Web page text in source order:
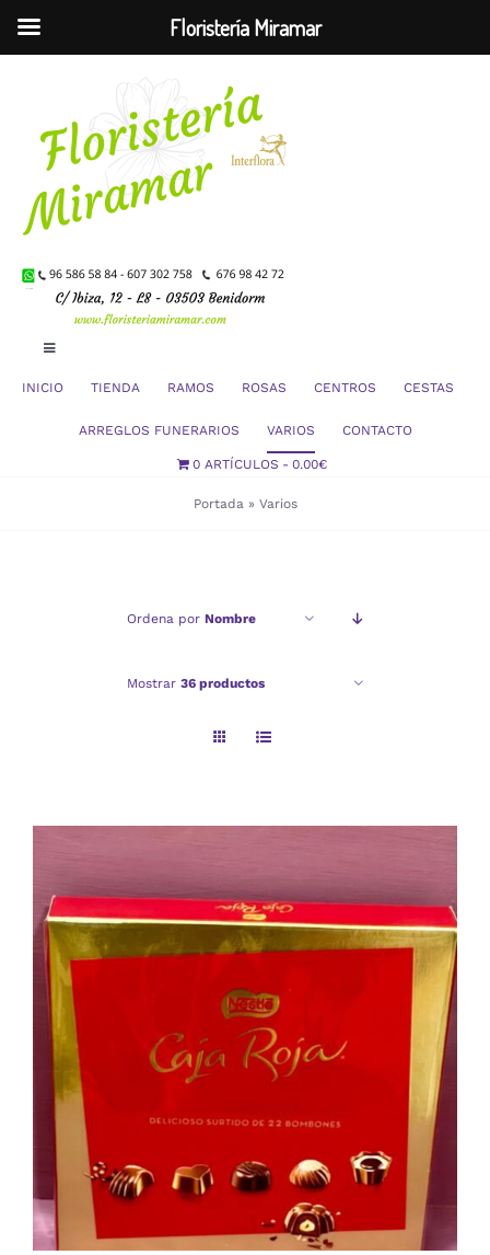
contenido
Toggle
Politica de privacidad
INICIO TIENDA RAMOS ROSAS CENTROS CESTAS
ARREGLOS FUNERARIOS VARIOS CONTACTO
0 ARTÍCULOS 0.00€
Portada » Varios
Ordena por Nombre
Mostrar 36 productos
AÑADIR AL CARRITO
DETALLES
Floristería Miramar